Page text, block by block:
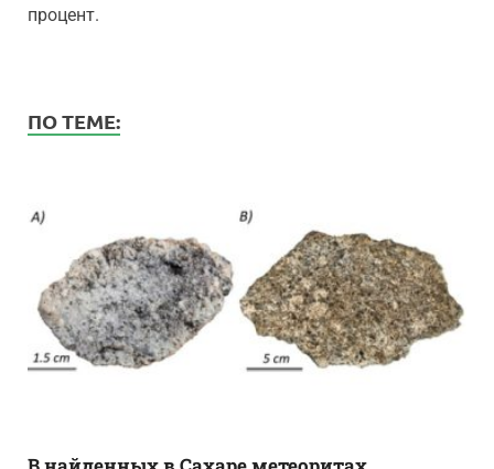
процент.
ПО ТЕМЕ: